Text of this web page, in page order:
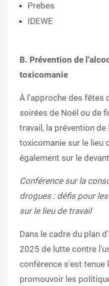
Prebes
IDEWE
B. Prévention de
toxicomanie
À l'approche des fêtes
soirées de Noël ou de
travail, la prévention
toxicomanie sur le lieu
également sur le
Conférence sur la
drogues : défis pour
sur le lieu de travail
Dans le cadre du plan
2025 de lutte contre
conférence s'est tenue
promouvoir les